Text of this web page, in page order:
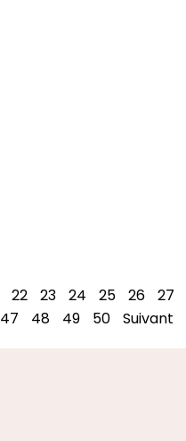
22 23 24 25 26 27
47 48 49 50 Suivant